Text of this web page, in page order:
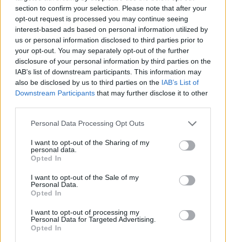
section to confirm your selection. Please note that after your
opt-out request is processed you may continue seeing
interest-based ads based on personal information utilized by
us or personal information disclosed to third parties prior to
your opt-out. You may separately opt-out of the further
disclosure of your personal information by third parties on the
IAB’s list of downstream participants. This information may
also be disclosed by us to third parties on the IAB’s List of
Downstream Participants that may further disclose it to other
Personal Data Processing Opt Outs
I want to opt-out of the Sharing of my
personal data.
Opted In
I want to opt-out of the Sale of my
Personal Data.
Opted In
I want to opt-out of processing my
Personal Data for Targeted Advertising.
Opted In
Entrez toutes les lettres de puzzle:
toutes
les
lettres
de
puzzle:
Chercher
Désolé, nous n'avons pas trouvé votre puzzle,
nous avons donc généré une liste de mots qui
pourraient vous être utiles.
M A M A
N
N O M M
E
A M E
M E N
A
M O M
M E M
O
A M
E